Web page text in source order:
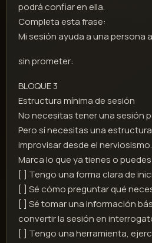
podrá confiar en ella.
Completa esta frase:
Mi sesión ayuda a una persona
sin prometer:
BLOQUE 3
Estructura mínima de sesión
No necesitas tener una sesión
Pero sí necesitas una
improvisar desde el nerviosismo.
Marca lo que ya tienes o
[ ] Tengo una forma clara de
[ ] Sé cómo preguntar qué
[ ] Sé tomar una información
convertir la sesión en
[ ] Tengo una herramienta,